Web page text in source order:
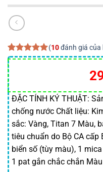
5.00trên 5
dựa trên
10
đánh giá
(10đánh giá của
là:
ĐẶC TÍNH KÝ THUẬT:
chống nước Chất liệu:
sắc: Vàng, Titan 7 Màu,
tiêu chuẩn do Bộ CA
biển số (tùy màu), 1
1 pat gắn chắc chắn